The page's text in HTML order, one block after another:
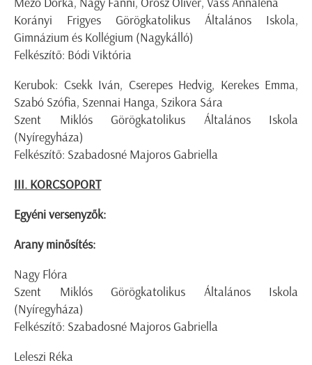
Korányi Frigyes Görögkatolikus Általános Iskola,
Gimnázium és Kollégium (Nagykálló)
Felkészítő: Bódi Viktória
Kerubok: Csekk Iván, Cserepes Hedvig, Kerekes Emma,
Szabó Szófia, Szennai Hanga, Szikora Sára
Szent Miklós Görögkatolikus Általános Iskola
(Nyíregyháza)
Felkészítő: Szabadosné Majoros Gabriella
III. KORCSOPORT
Egyéni versenyzők:
Arany minősítés:
Nagy Flóra
Szent Miklós Görögkatolikus Általános Iskola
(Nyíregyháza)
Felkészítő: Szabadosné Majoros Gabriella
Leleszi Réka